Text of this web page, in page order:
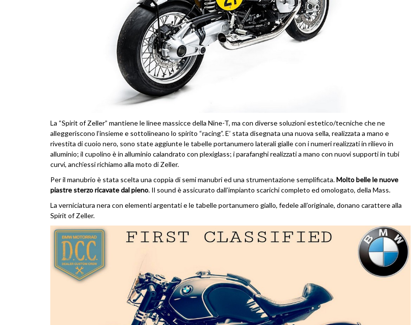
La “Spirit of Zeller” mantiene le linee massicce della Nine-T, ma con diverse soluzioni estetico/tecniche che ne
alleggeriscono l’insieme e sottolineano lo spirito “racing”. E’ stata disegnata una nuova sella, realizzata a mano e
rivestita di cuoio nero, sono state aggiunte le tabelle portanumero laterali gialle con i numeri realizzati in rilievo in
alluminio; il cupolino è in alluminio calandrato con plexiglass; i parafanghi realizzati a mano con nuovi supporti in tubi
curvi, anch’essi richiamo alla moto di Zeller.
Per il manubrio è stata scelta una coppia di semi manubri ed una strumentazione semplificata.Molto belle le nuove
piastre sterzo ricavate dal pieno. Il sound è assicurato dall’impianto scarichi completo ed omologato, della Mass.
La verniciatura nera con elementi argentati e le tabelle portanumero giallo, fedele all’originale, donano carattere alla
Spirit of Zeller.